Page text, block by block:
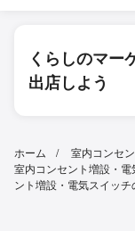
くらしのマー
出店しよう
ホーム 室内コンセ
室内コンセント増設・電
ント増設・電気スイッチ